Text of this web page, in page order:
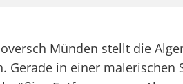
Münden stellt die
Gerade in einer